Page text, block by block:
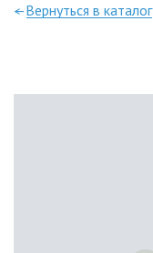
—Вернуться в каталог